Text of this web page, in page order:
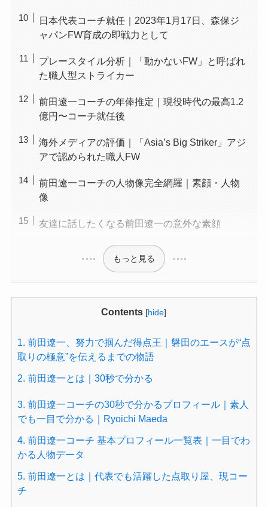
日本代表コーチ就任｜2023年1月17日、森保ジ
ャパンFW育成の即戦力として
プレースタイル分析｜「動かないFW」と呼ばれ
た職人型ストライカー
前田遼一コーチの年俸推定｜現役時代の最高1.2
億円〜コーチ就任後
海外メディアの評価｜「Asia’s Big Striker」アジ
アで認められた職人FW
前田遼一コーチの人物像完全網羅｜素顔・人物
像
友達に話したくなる前田遼一の意外な素顔
もっと見る
Contents [hide]
1. 前田遼一、努力で掴んだ得点王｜磐田のエースが“点
取りの極意”を伝えるまでの物語
2. 前田遼一とは｜30秒で分かる
3. 前田遼一コーチの30秒で分かるプロフィール｜素人
でも一目で分かる｜Ryoichi Maeda
4. 前田遼一コーチ 基本プロフィール一覧表｜一目でわ
かる人物データ
5. 前田遼一とは｜代表でも活躍した点取り屋、現コー
チ